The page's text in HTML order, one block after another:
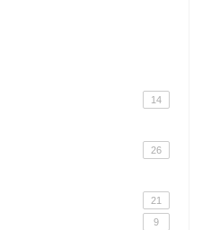
14
26
21
9